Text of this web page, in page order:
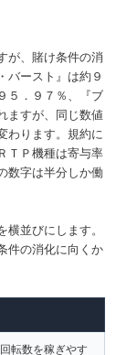
が、賭け条件の消
バースト』は約９
５．９７％、『ブ
ますが、同じ数値
わります。規約に
ＴＰ機種は寄与率
数字は半分しか働
並びにします。
件の消化に向くか
転数を稼ぎやす